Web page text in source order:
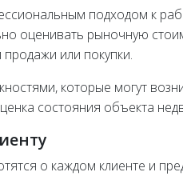
подходом к
оценивать рыночную
или покупки.
которые могут
состояния объекта
о каждом клиенте и